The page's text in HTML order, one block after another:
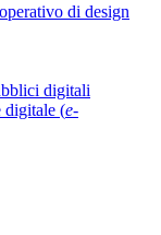
di design
digitali
digitale (e-